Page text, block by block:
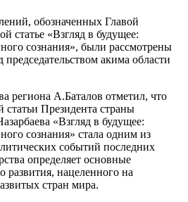
обозначенных Главой
статье «Взгляд в будущее:
сознания», были рассмотрены
председательством акима области
региона А.Баталов отметил, что
Президента страны
«Взгляд в будущее:
сознания» стала одним из
событий последних
определяет основные
развития, нацеленного на
стран мира.